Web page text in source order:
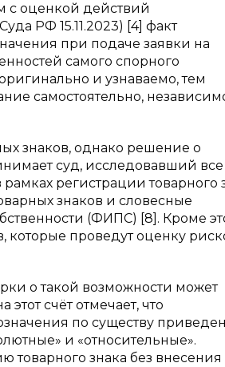
с оценкой действий
РФ 15.11.2023) [4] факт
при подаче заявки на
самого спорного
и узнаваемо, тем
самостоятельно,
знаков, однако решение о
суд, исследовавший все
регистрации товарного
знаков и словесные
(ФИПС) [8]. Кроме
которые проведут оценку
о такой возможности может
счёт отмечает, что
по существу
и «относительные».
знака без внесения